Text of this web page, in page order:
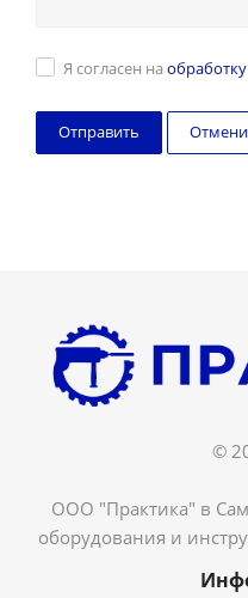
Я согласен на
©
ООО "Практика" в
оборудования и